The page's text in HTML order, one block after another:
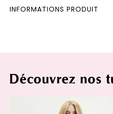
INFORMATIONS PRODUIT
Découvrez nos